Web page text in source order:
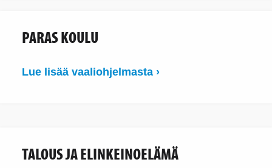
PARAS KOULU
Lue lisää vaaliohjelmasta ›
TALOUS JA ELINKEINOELÄMÄ